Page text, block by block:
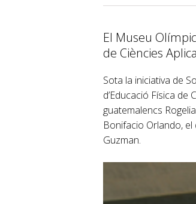
El Museu
de Ciències
Sota la iniciativa de
d’Educació Física
guatemalencs
Bonifacio Orlando,
Guzman.